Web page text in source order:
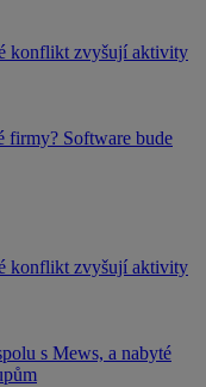
konflikt zvyšují aktivity
firmy? Software bude
konflikt zvyšují aktivity
s Mews, a nabyté